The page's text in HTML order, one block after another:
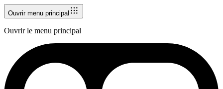
Ouvrir menu principal
Ouvrir le menu principal